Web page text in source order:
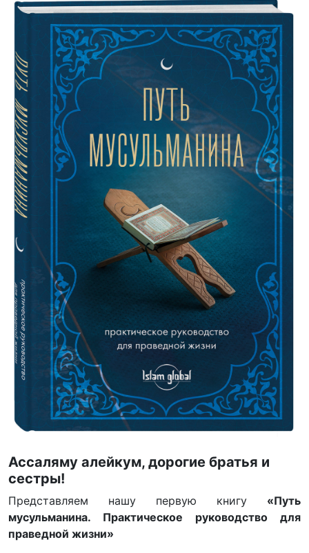
Ассаляму алейкум, дорогие братья и
сестры!
Представляем нашу первую книгу «Путь
мусульманина. Практическое руководство для
праведной жизни»